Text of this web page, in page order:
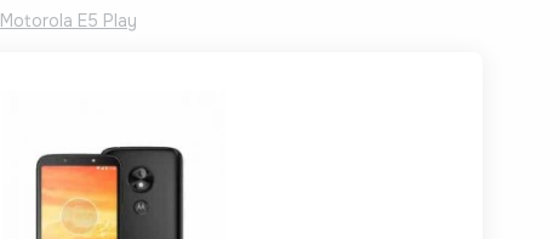
Motorola E5 Play